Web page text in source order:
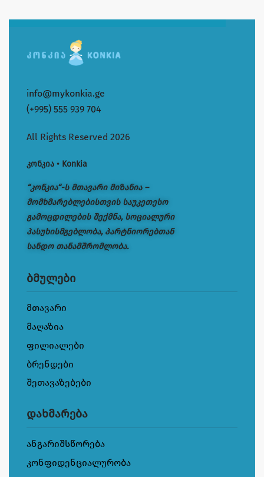
info@mykonkia.ge
(+995) 555 939 704
All Rights Reserved 2026
კონკია • Konkia
“კონკია“-ს მთავარი მიზანია –
მომხმარებლებისთვის საუკეთესო
გამოცდილების შექმნა, სოციალური
პასუხისმგებლობა, პარტნიორებთან
სანდო თანამშრომლობა.
ბმულები
მთავარი
მაღაზია
ფილიალები
ბრენდები
შეთავაზებები
დახმარება
ანგარიშსწორება
კონფიდენციალურობა